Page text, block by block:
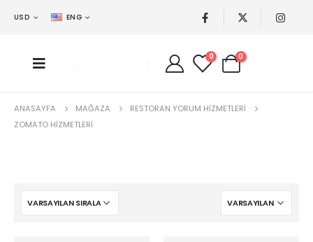
USD ENG
0 0
ANASAYFA MAĞAZA
RESTORAN YORUM HIZMETLERI
ZOMATO HIZMETLERI